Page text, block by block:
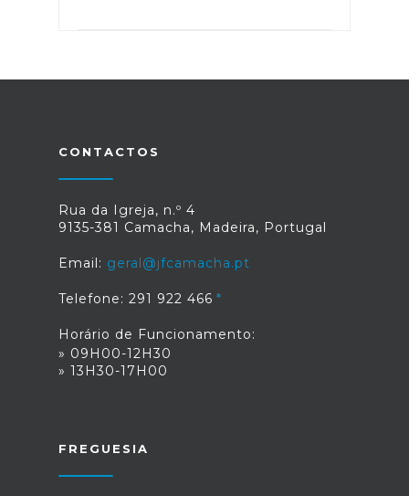
CONTACTOS
Rua da Igreja, n.º 4
9135-381 Camacha, Madeira, Portugal
Email: geral@jfcamacha.pt
Telefone: 291 922 466
Horário de Funcionamento:
» 09H00-12H30
» 13H30-17H00
FREGUESIA